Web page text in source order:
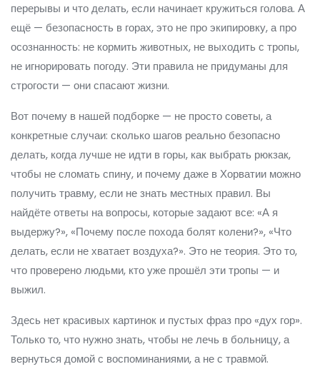
перерывы и что делать, если начинает кружиться голова. А
ещё — безопасность в горах,это не про экипировку, а про
осознанность: не кормить животных, не выходить с тропы,
не игнорировать погоду. Эти правила не придуманы для
строгости — они спасают жизни.
Вот почему в нашей подборке — не просто советы, а
конкретные случаи: сколько шагов реально безопасно
делать, когда лучше не идти в горы, как выбрать рюкзак,
чтобы не сломать спину, и почему даже в Хорватии можно
получить травму, если не знать местных правил. Вы
найдёте ответы на вопросы, которые задают все: «А я
выдержу?», «Почему после похода болят колени?», «Что
делать, если не хватает воздуха?». Это не теория. Это то,
что проверено людьми, кто уже прошёл эти тропы — и
выжил.
Здесь нет красивых картинок и пустых фраз про «дух гор».
Только то, что нужно знать, чтобы не лечь в больницу, а
вернуться домой с воспоминаниями, а не с травмой.